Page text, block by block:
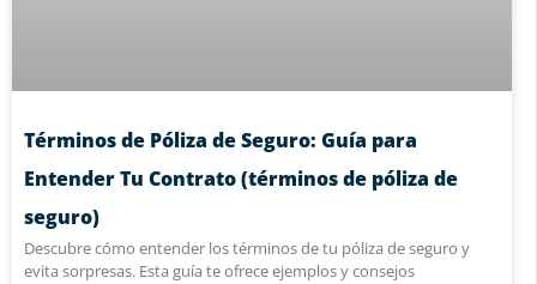
Términos de Póliza de Seguro: Guía para
Entender Tu Contrato (términos de póliza de
seguro)
Descubre cómo entender los términos de tu póliza de seguro y
evita sorpresas. Esta guía te ofrece ejemplos y consejos